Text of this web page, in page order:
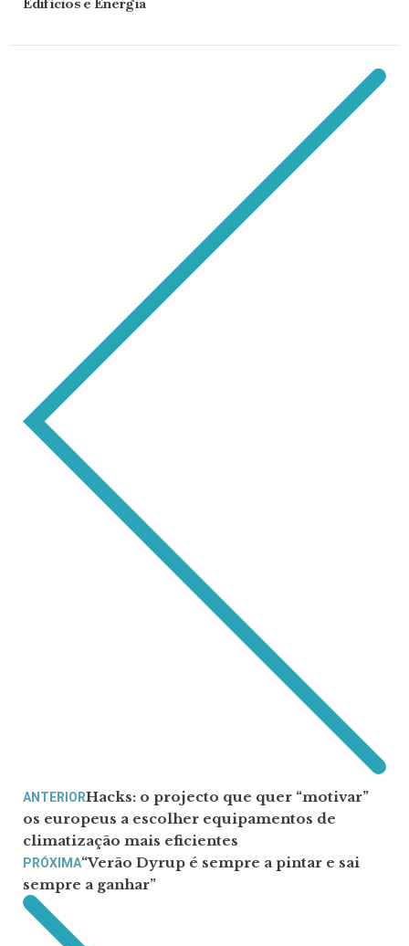
ANTERIORHacks: o projecto que quer “motivar”
os europeus a escolher equipamentos de
climatização mais eficientes
PRÓXIMA“Verão Dyrup é sempre a pintar e sai
sempre a ganhar”